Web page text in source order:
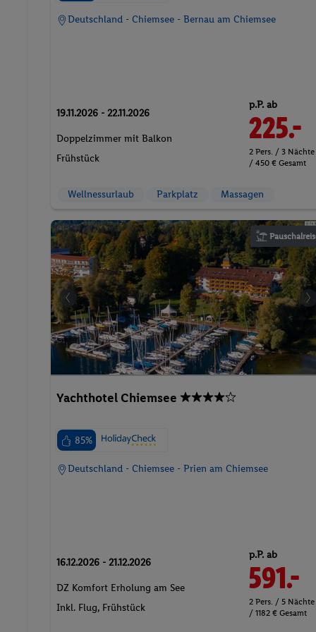
Deutschland - Chiemsee - Bernau am Chiemsee
19.11.2026 - 22.11.2026
Doppelzimmer mit Balkon
Frühstück
p.P. ab
225.-
2 Pers. / 3 Nächte
/ 450 € Gesamt
Wellnessurlaub Parkplatz Massagen
Yachthotel Chiemsee
85%
Deutschland - Chiemsee - Prien am Chiemsee
16.12.2026 - 21.12.2026
DZ Komfort Erholung am See
Inkl. Flug, Frühstück
p.P. ab
591.-
2 Pers. / 5 Nächte
/ 1182 € Gesamt